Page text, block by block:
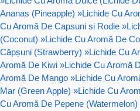
Ananas (Pineapple) »Lichide Cu
Cu Aromă De Capsuni si Rodie »
(Coconut) »Lichide Cu Aromă De
Căpșuni (Strawberry) »Lichide Cu
Aromă De Kiwi »Lichide Cu Aromă
Aromă De Mango »Lichide Cu
Mar (Green Apple) »Lichide Cu
Cu Aromă De Pepene (Watermelon)